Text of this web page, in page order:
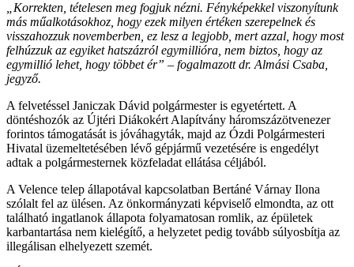
„Korrekten, tételesen meg fogjuk nézni. Fényképekkel viszonyítunk
más műalkotásokhoz, hogy ezek milyen értéken szerepelnek és
visszahozzuk novemberben, ez lesz a legjobb, mert azzal, hogy most
felhúzzuk az egyiket hatszázról egymillióra, nem biztos, hogy az
egymillió lehet, hogy többet ér” – fogalmazott dr. Almási Csaba,
jegyző.
A felvetéssel Janiczak Dávid polgármester is egyetértett. A
döntéshozók az Újtéri Diákokért Alapítvány háromszázötvenezer
forintos támogatását is jóváhagyták, majd az Ózdi Polgármesteri
Hivatal üzemeltetésében lévő gépjármű vezetésére is engedélyt
adtak a polgármesternek közfeladat ellátása céljából.
A Velence telep állapotával kapcsolatban Bertáné Várnay Ilona
szólalt fel az ülésen. Az önkormányzati képviselő elmondta, az ott
található ingatlanok állapota folyamatosan romlik, az épületek
karbantartása nem kielégítő, a helyzetet pedig tovább súlyosbítja az
illegálisan elhelyezett szemét.